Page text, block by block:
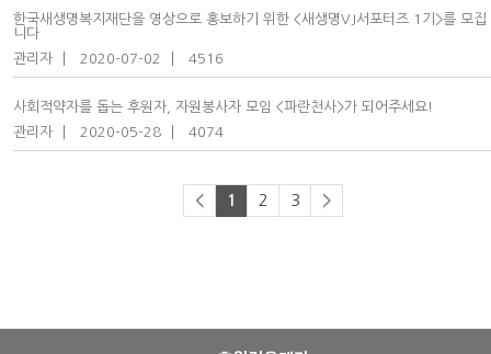
한국새생명복지재단을 영상으로 홍보하기 위한 <새생명VJ서포터즈 1기>를 모집
니다
관리자
2020-07-02 4516
사회적약자를 돕는 후원자, 자원봉사자 모임 <파란천사>가 되어주세요!
관리자
2020-05-28 4074
< 1 2 3 >